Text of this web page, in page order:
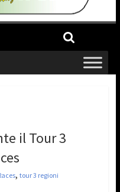
il Tour 3
, tour 3 regioni